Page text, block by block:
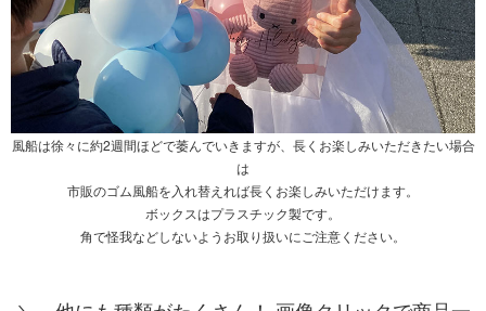
風船は徐々に約2週間ほどで萎んでいきますが、長くお楽しみいただきたい場合
は
市販のゴム風船を入れ替えれば長くお楽しみいただけます。
ボックスはプラスチック製です。
角で怪我などしないようお取り扱いにご注意ください。